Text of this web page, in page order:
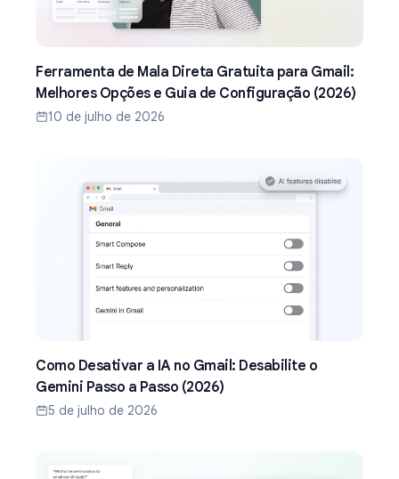
Ferramenta de Mala Direta Gratuita para Gmail:
Melhores Opções e Guia de Configuração (2026)
10 de julho de 2026
Como Desativar a IA no Gmail: Desabilite o
Gemini Passo a Passo (2026)
5 de julho de 2026